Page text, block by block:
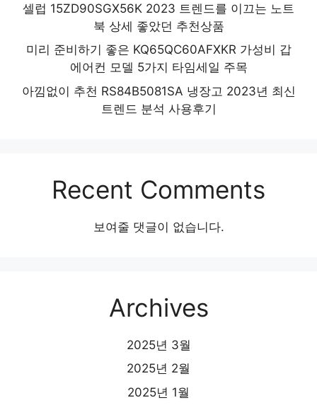
셀럽 15ZD90SGX56K 2023 트렌드를 이끄는 노트
북 상세 좋았던 추천상품
미리 준비하기 좋은 KQ65QC60AFXKR 가성비 갑
에어컨 모델 5가지 타임세일 주목
아낌없이 추천 RS84B5081SA 냉장고 2023년 최신
트렌드 분석 사용후기
Recent Comments
보여줄 댓글이 없습니다.
Archives
2025년 3월
2025년 2월
2025년 1월